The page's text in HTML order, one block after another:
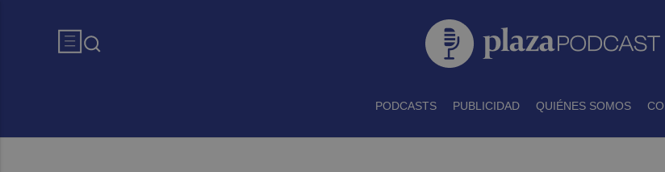
PODCASTS PUBLICIDAD QUIÉNES SOMOS